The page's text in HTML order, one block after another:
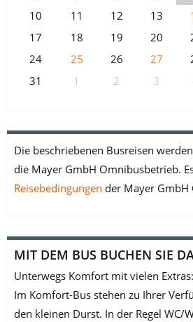
10
11 12 13
17
18 19 20
24
25 26 27
31
1 2 3
Die beschriebenen Busreisen
die Mayer GmbH Omnibusbetrieb.
Reisebedingungen der Mayer
MIT DEM BUS BUCHEN SIE
Unterwegs Komfort mit vielen Extras:
Im Komfort-Bus stehen zu Ihrer
den kleinen Durst. In der Regel WC/